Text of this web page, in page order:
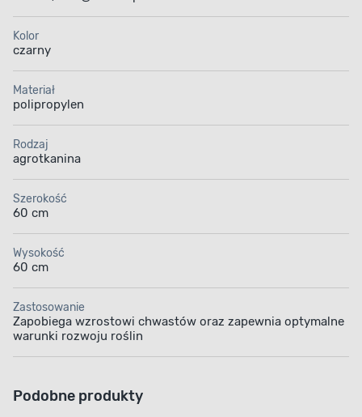
Kolor
czarny
Materiał
polipropylen
Rodzaj
agrotkanina
Szerokość
60 cm
Wysokość
60 cm
Zastosowanie
Zapobiega wzrostowi chwastów oraz zapewnia optymalne
warunki rozwoju roślin
Podobne produkty